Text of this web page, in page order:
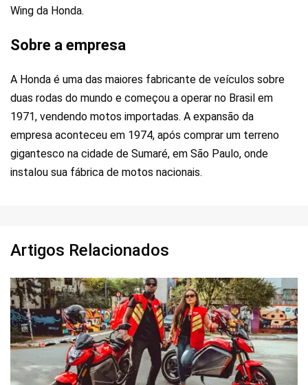
Wing da Honda.
Sobre a empresa
A Honda é uma das maiores fabricante de veículos sobre
duas rodas do mundo e começou a operar no Brasil em
1971, vendendo motos importadas. A expansão da
empresa aconteceu em 1974, após comprar um terreno
gigantesco na cidade de Sumaré, em São Paulo, onde
instalou sua fábrica de motos nacionais.
Artigos Relacionados